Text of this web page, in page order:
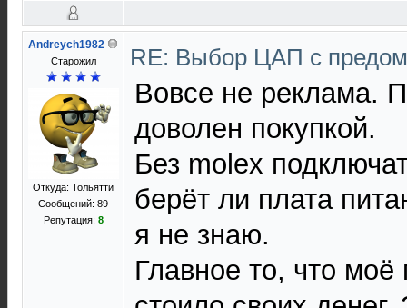
Andreych1982
Старожил
Откуда: Тольятти
Сообщений: 89
Репутация: 8
RE: Выбор ЦАП с
Вовсе не реклама.
доволен покупкой.
Без molex
берёт ли плата
я не знаю.
Главное то, что моё